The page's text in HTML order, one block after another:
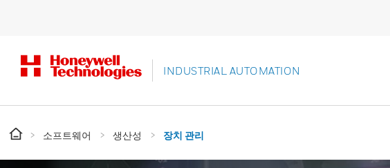
INDUSTRIAL AUTOMATION
소프트웨어 생산성 장치 관리